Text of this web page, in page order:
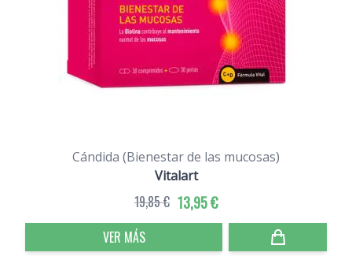
Cándida (Bienestar de las mucosas)
Vitalart
13,95 €
19,85 €
VER MÁS